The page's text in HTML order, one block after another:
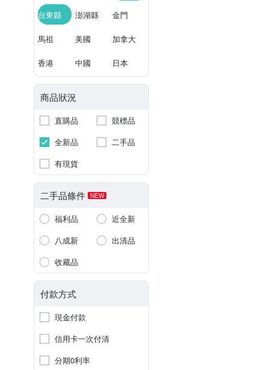
台東縣 澎湖縣 金門
馬祖 美國 加拿大
香港 中國 日本
商品狀況
直購品
競標品
全新品
二手品
有現貨
二手品條件 NEW
福利品
近全新
八成新
出清品
收藏品
付款方式
現金付款
信用卡一次付清
分期0利率